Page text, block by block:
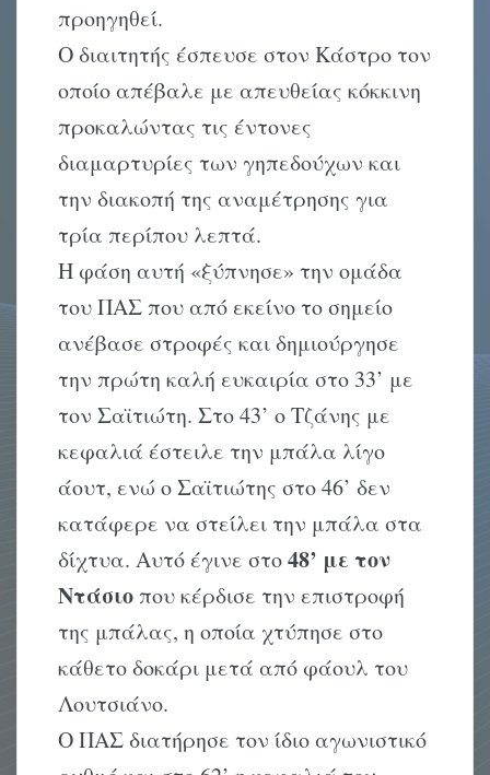
προηγηθεί.
Ο διαιτητής έσπευσε στον Κάστρο τον
οποίο απέβαλε με απευθείας κόκκινη
προκαλώντας τις έντονες
διαμαρτυρίες των γηπεδούχων και
την διακοπή της αναμέτρησης για
τρία περίπου λεπτά.
Η φάση αυτή «ξύπνησε» την ομάδα
του ΠΑΣ που από εκείνο το σημείο
ανέβασε στροφές και δημιούργησε
την πρώτη καλή ευκαιρία στο 33’ με
τον Σαϊτιώτη. Στο 43’ ο Τζάνης με
κεφαλιά έστειλε την μπάλα λίγο
άουτ, ενώ ο Σαϊτιώτης στο 46’ δεν
κατάφερε να στείλει την μπάλα στα
δίχτυα. Αυτό έγινε στο48’ με τον
Ντάσιο που κέρδισε την επιστροφή
της μπάλας, η οποία χτύπησε στο
κάθετο δοκάρι μετά από φάουλ του
Λουτσιάνο.
Ο ΠΑΣ διατήρησε τον ίδιο αγωνιστικό